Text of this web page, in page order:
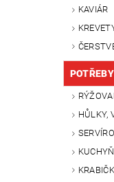
KAVIÁR
HŮLKY,